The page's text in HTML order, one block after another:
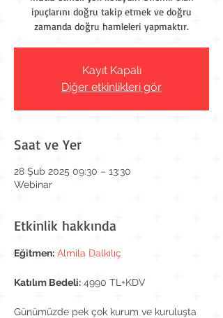
ipuçlarını doğru takip etmek ve doğru
zamanda doğru hamleleri yapmaktır.
Kayıt Kapalı
Diğer etkinlikleri gör
Saat ve Yer
28 Şub 2025 09:30 – 13:30
Webinar
Etkinlik hakkında
Eğitmen: Almila Dalkılıç
Katılım Bedeli: 4990 TL+KDV
Günümüzde pek çok kurum ve kuruluşta